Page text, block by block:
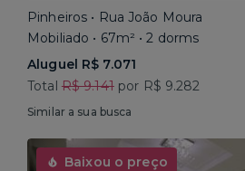
Pinheiros • Rua João Moura
Mobiliado • 67m² • 2 dorms
Aluguel R$ 7.071
Total R$ 9.141por R$ 9.282
Similar a sua busca
Baixou o preço